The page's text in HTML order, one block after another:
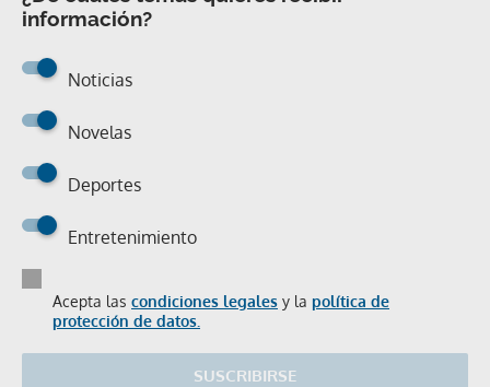
información?
Noticias
Novelas
Deportes
Entretenimiento
Acepta las condiciones legales y la política de
protección de datos.
SUSCRIBIRSE